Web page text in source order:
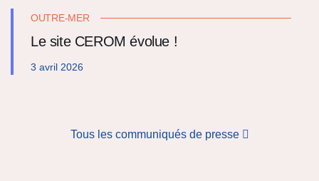
OUTRE-MER
Le site CEROM évolue !
3 avril 2026
Tous les communiqués de presse